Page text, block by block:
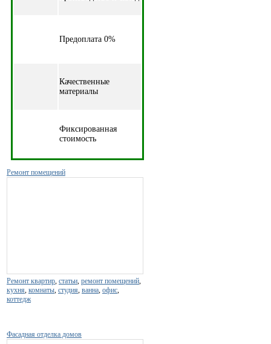
Предоплата 0%
Качественные
материалы
Фиксированная
стоимость
Ремонт помещений
Ремонт квартир статьи ремонт помещений
кухня комнаты студия ванна офис
коттедж
Фасадная отделка домов